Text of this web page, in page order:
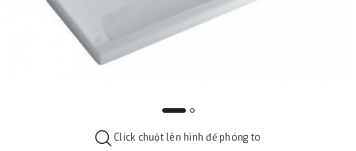
Click chuột lên hình để phóng to